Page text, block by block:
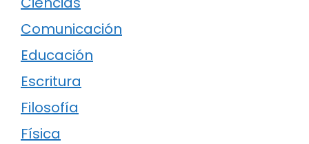
Comunicación
Educación
Escritura
Filosofía
Física